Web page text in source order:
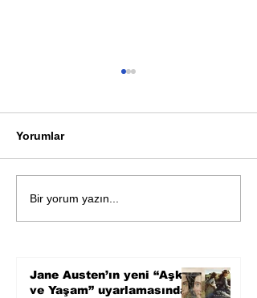
Bir davadan devasa bir
Yorumlar
Bir yorum yazın...
Jane Austen’ın yeni “Aşk
ve Yaşam” uyarlamasından